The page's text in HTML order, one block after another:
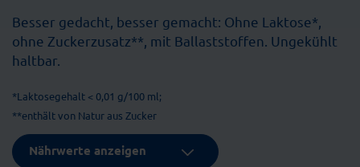
Besser gedacht, besser gemacht: Ohne Laktose*,
ohne Zuckerzusatz**, mit Ballaststoffen. Ungekühlt
haltbar.
*Laktosegehalt < 0,01 g/100 ml;
**enthält von Natur aus Zucker
Nährwerte anzeigen